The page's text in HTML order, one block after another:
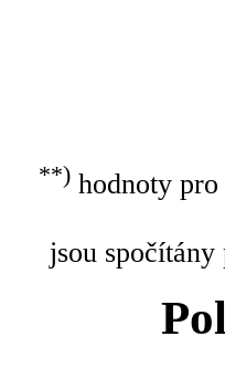
**)hodnoty pro
jsou